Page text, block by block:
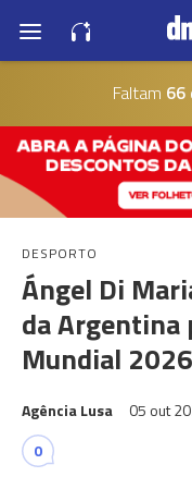
Faltam 66
DESPORTO
Ángel Di
da Argentina
Mundial 2026
Agência Lusa 05 out
0